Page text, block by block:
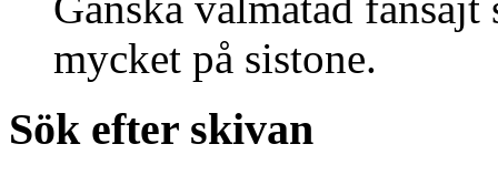
mycket på sistone.
Sök efter skivan